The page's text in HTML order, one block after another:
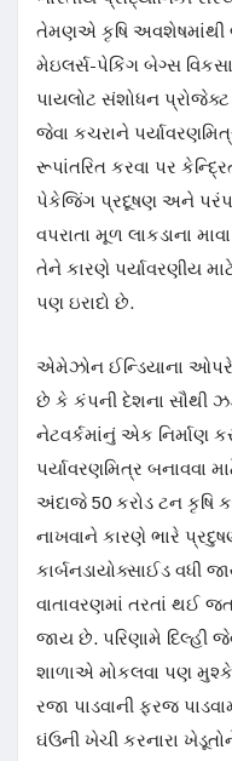
તેમણએ કૃષિ અવશેષમાંથી
મેઇલર્સ-પેકિંગ બેગ્સ
પાયલોટ સંશોધન
જેવા કચરાને
રૂપાંતરિત કરવા પર
પેકેજિંગ પ્રદૂષણ અને
વપરાતા મૂળ લાકડાના
તેને કારણે પર્યાવરણીય
પણ ઇરાદો છે.
એમેઝોન ઈન્ડિયાના
છે કે કંપની દેશના સૌથી
નેટવર્કમાંનું એક નિર્માણ
પર્યાવરણમિત્ર બનાવવા
અંદાજે 50 કરોડ ટન કૃષિ
નાખવાને કારણે ભારે
કાર્બનડાયોક્સાઈડ વધી
વાતાવરણમાં તરતાં થઈ
જાય છે. પરિણામે દિલ્હી
શાળાએ મોકલવા પણ
રજા પાડવાની ફરજ
ઘંઉની ખેચી કરનારા